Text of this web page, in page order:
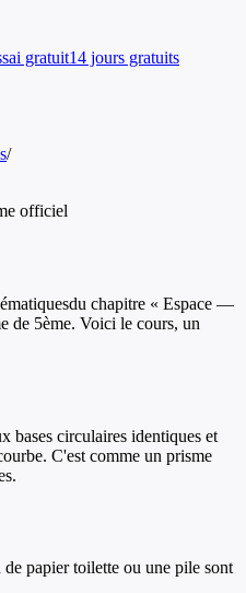
gratuit14 jours gratuits
/
officiel
du chapitre « Espace —
de 5ème. Voici le cours, un
bases circulaires identiques et
C'est comme un prisme
papier toilette ou une pile sont